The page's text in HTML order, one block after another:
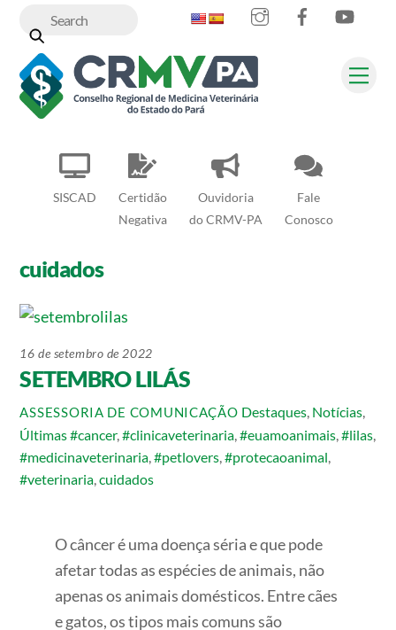
content
SISCAD
Certidão
Negativa
Ouvidoria
do CRMV-PA
Fale
Conosco
InstagramFacebook
cuidados
16 de setembro de 2022
SETEMBRO LILÁS
ASSESSORIA DE COMUNICAÇÃO Destaques, Notícias,
Últimas#cancer,#clinicaveterinaria,#euamoanimais,#lilas,
#medicinaveterinaria,#petlovers,#protecaoanimal,
#veterinaria,cuidados
O câncer é uma doença séria e que pode
afetar todas as espécies de animais, não
apenas os animais domésticos. Entre cães
e gatos, os tipos mais comuns são